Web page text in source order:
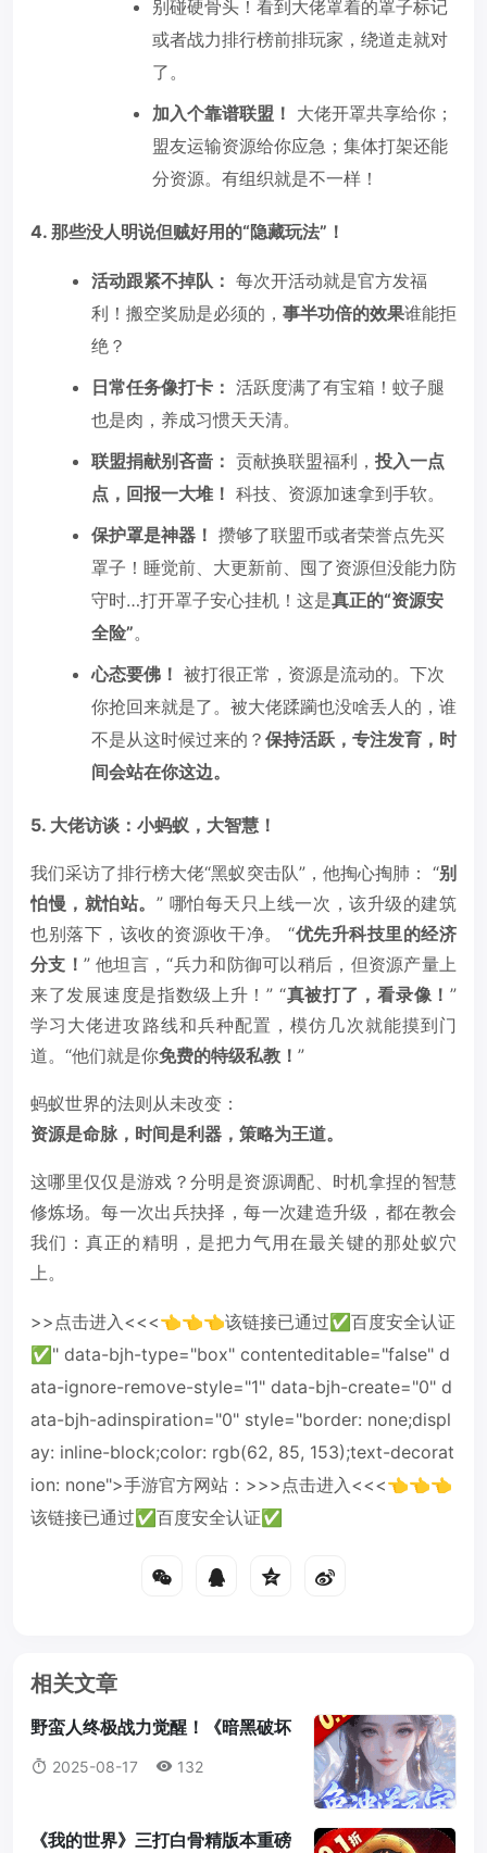
别碰硬骨头！看到大佬罩着的罩子标记
或者战力排行榜前排玩家，绕道走就对
了。
加入个靠谱联盟！ 大佬开罩共享给你；
盟友运输资源给你应急；集体打架还能
分资源。有组织就是不一样！
4. 那些没人明说但贼好用的“隐藏玩法”！
活动跟紧不掉队： 每次开活动就是官方发福
利！搬空奖励是必须的， 事半功倍的效果谁能拒
绝？
日常任务像打卡： 活跃度满了有宝箱！蚊子腿
也是肉，养成习惯天天清。
联盟捐献别吝啬： 贡献换联盟福利， 投入一点
点，回报一大堆！ 科技、资源加速拿到手软。
保护罩是神器！ 攒够了联盟币或者荣誉点先买
罩子！睡觉前、大更新前、囤了资源但没能力防
守时…打开罩子安心挂机！这是真正的“资源安
全险”。
心态要佛！ 被打很正常，资源是流动的。下次
你抢回来就是了。被大佬蹂躏也没啥丢人的，谁
不是从这时候过来的？ 保持活跃，专注发育，时
间会站在你这边。
5. 大佬访谈：小蚂蚁，大智慧！
我们采访了排行榜大佬“黑蚁突击队”，他掏心掏肺： “别
怕慢，就怕站。 ” 哪怕每天只上线一次，该升级的建筑
也别落下，该收的资源收干净。 “优先升科技里的经济
分支！ ” 他坦言，“兵力和防御可以稍后，但资源产量上
来了发展速度是指数级上升！” “真被打了，看录像！”
学习大佬进攻路线和兵种配置，模仿几次就能摸到门
道。“他们就是你免费的特级私教！ ”
蚂蚁世界的法则从未改变：
资源是命脉，时间是利器，策略为王道。
这哪里仅仅是游戏？分明是资源调配、时机拿捏的智慧
修炼场。每一次出兵抉择，每一次建造升级，都在教会
我们：真正的精明，是把力气用在最关键的那处蚁穴
上。
>>点击进入<<<👈👈👈该链接已通过✅百度安全认证
✅" data-bjh-type="box" contenteditable="false" d
ata-ignore-remove-style="1" data-bjh-create="0" d
ata-bjh-adinspiration="0" style="border: none;displ
ay: inline-block;color: rgb(62, 85, 153);text-decorat
ion: none">手游官方网站：>>>点击进入<<<👈👈👈
该链接已通过✅百度安全认证✅
相关文章
野蛮人终极战力觉醒！《暗黑破坏
神2：重制版》符文之语最强搭配
指南
2025-08-17 132
《我的世界》三打白骨精版本重磅